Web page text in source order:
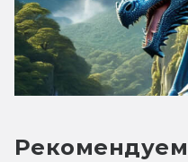
Рекомендуем